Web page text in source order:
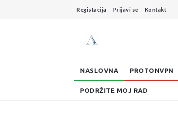
Registacija Prijavi se Kontakt
NASLOVNA PROTONVPN
PODRŽITE MOJ RAD